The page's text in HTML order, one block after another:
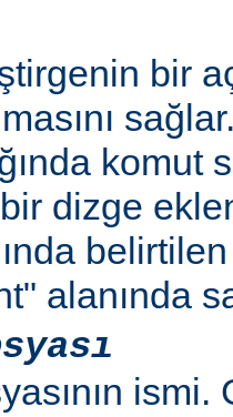
bir
komut
dizge
belirtilen
alanında